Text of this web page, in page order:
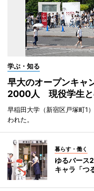
学ぶ・知る
早大のオープンキャ
2000人 現役学生と
早稲田大学（新宿区戸塚町1
われた。
暮らす・働く
ゆるバース
キャラ「つ